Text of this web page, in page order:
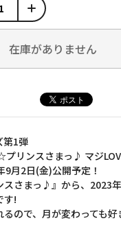
在庫がありません
第1弾
プリンスさまっ♪ マジ
9月2日(金)公開予定！
スさまっ♪』から、2023
す!
ので、月が変わっても好